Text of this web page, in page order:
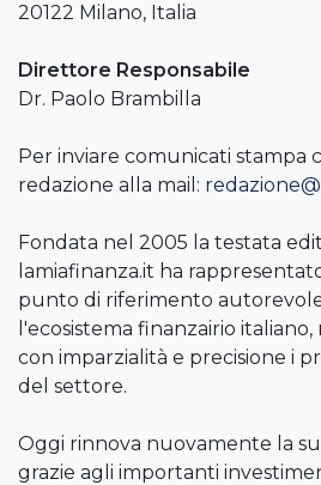
20122 Milano, Italia
Direttore Responsabile
Dr. Paolo Brambilla
Per inviare comunicati stampa
redazione alla mail:
Fondata nel 2005 la testata
lamiafinanza.it ha
punto di riferimento
l'ecosistema finanzairio
con imparzialità e precisione i
del settore.
Oggi rinnova nuovamente la
grazie agli importanti